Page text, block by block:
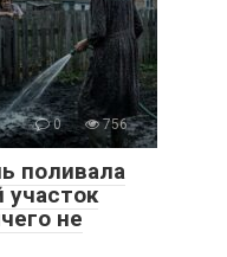
0 756
поливала
участок
не